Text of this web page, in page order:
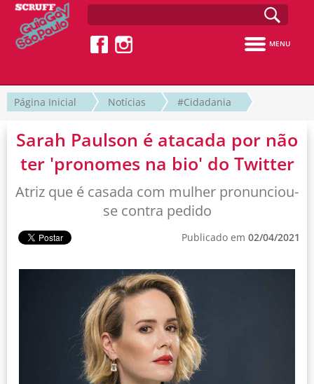
MENU
Página Inicial Notícias #Cidadania
Sarah Paulson é atacada por não
ter 'pronomes na bio' do Twitter
Atriz que é casada com mulher pronunciou-
se contra pedido
Publicado em 02/04/2021